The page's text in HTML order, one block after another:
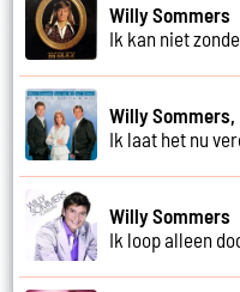
Willy Sommers
Ik kan niet
Willy Sommers,
Ik laat het nu
Willy Sommers
Ik loop alleen